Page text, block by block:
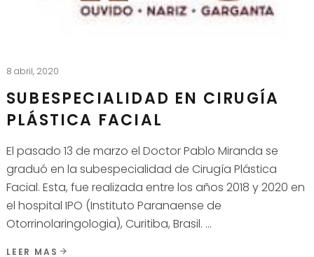
8 abril, 2020
SUBESPECIALIDAD EN CIRUGÍA
PLÁSTICA FACIAL
El pasado 13 de marzo el Doctor Pablo Miranda se
graduó en la subespecialidad de Cirugía Plástica
Facial. Esta, fue realizada entre los años 2018 y 2020 en
el hospital IPO (Instituto Paranaense de
Otorrinolaringologia), Curitiba, Brasil.
LEER MAS